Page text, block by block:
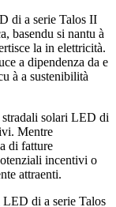
di a serie Talos II
basendu si nantu à
la in elettricità.
a dipendenza da e
à a sustenibilità
solari LED di
Mentre
di fatture
incentivi o
attraenti.
LED di a serie Talos